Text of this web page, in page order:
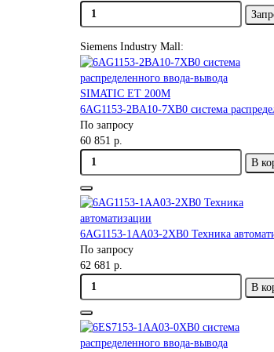
Siemens Industry Mall:
6AG1153-2BA10-7XB0 система
По запросу
60 851 р.
В
6AG1153-1AA03-2XB0 Техника
По запросу
62 681 р.
В